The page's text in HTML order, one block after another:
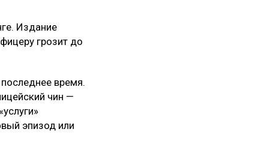
Издание
грозит до
время.
чин —
эпизод или